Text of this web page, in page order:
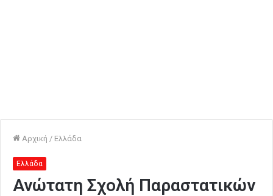
Αρχική / Ελλάδα
Ελλάδα
Ανώτατη Σχολή Παραστατικών